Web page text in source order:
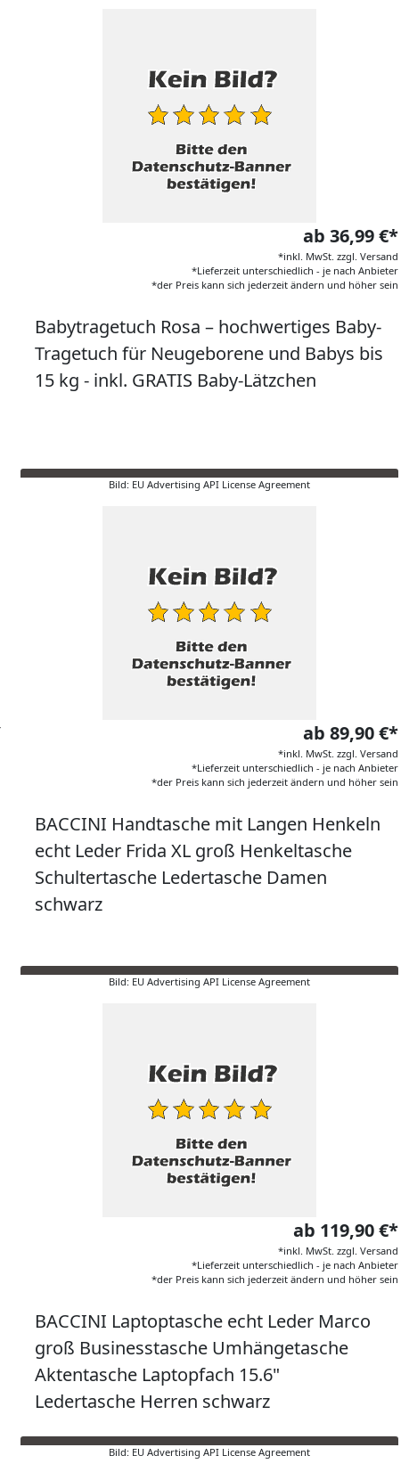
ab 36,99 €*
*inkl. MwSt. zzgl. Versand
*Lieferzeit unterschiedlich - je nach Anbieter
*der Preis kann sich jederzeit ändern und höher sein
Babytragetuch Rosa – hochwertiges Baby-
Tragetuch für Neugeborene und Babys bis
15 kg - inkl. GRATIS Baby-Lätzchen
Bild: EU Advertising API License Agreement
ab 89,90 €*
*inkl. MwSt. zzgl. Versand
*Lieferzeit unterschiedlich - je nach Anbieter
*der Preis kann sich jederzeit ändern und höher sein
BACCINI Handtasche mit Langen Henkeln
echt Leder Frida XL groß Henkeltasche
Schultertasche Ledertasche Damen
schwarz
Bild: EU Advertising API License Agreement
ab 119,90 €*
*inkl. MwSt. zzgl. Versand
*Lieferzeit unterschiedlich - je nach Anbieter
*der Preis kann sich jederzeit ändern und höher sein
BACCINI Laptoptasche echt Leder Marco
groß Businesstasche Umhängetasche
Aktentasche Laptopfach 15.6"
Ledertasche Herren schwarz
Bild: EU Advertising API License Agreement